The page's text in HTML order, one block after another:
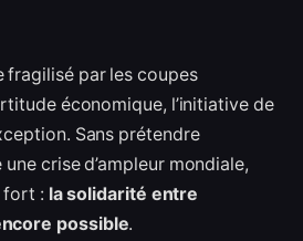
fragilisé par les coupes
économique, l’initiative de
Sans prétendre
crise d’ampleur mondiale,
fort : la solidarité entre
possible.